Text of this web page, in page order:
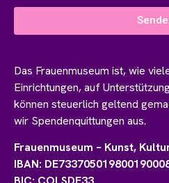
Das Frauenmuseum ist, wie
Einrichtungen, auf
können steuerlich geltend
wir Spendenquittungen aus.
Frauenmuseum – Kunst,
IBAN: